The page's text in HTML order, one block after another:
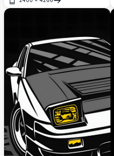
แสงจันทร์ เส้นแสดงความเร็วสไตล์มังงะอันเร้าใจ
ไฟหน้าที่ส่องสว่าง ทิวทัศน์ป่าทึบ และท้องฟ้ายาม
เปิด